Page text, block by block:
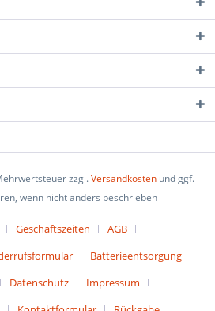
zzgl.Versandkosten und ggf.
wenn nicht anders beschrieben
Geschäftszeiten
AGB
Batterieentsorgung
Datenschutz
Impressum